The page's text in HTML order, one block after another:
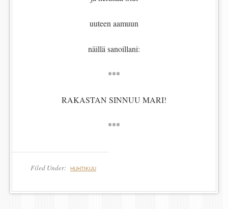
uuteen aamuun
näillä sanoillani:
***
RAKASTAN SINNUU MARI!
***
Filed Under: HUHTIKUU